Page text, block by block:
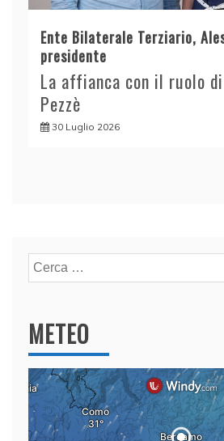
Ente Bilaterale Terziario,
presidente
La affianca con il ruolo
Pezzè
30 Luglio 2026
Ricerca
per:
METEO